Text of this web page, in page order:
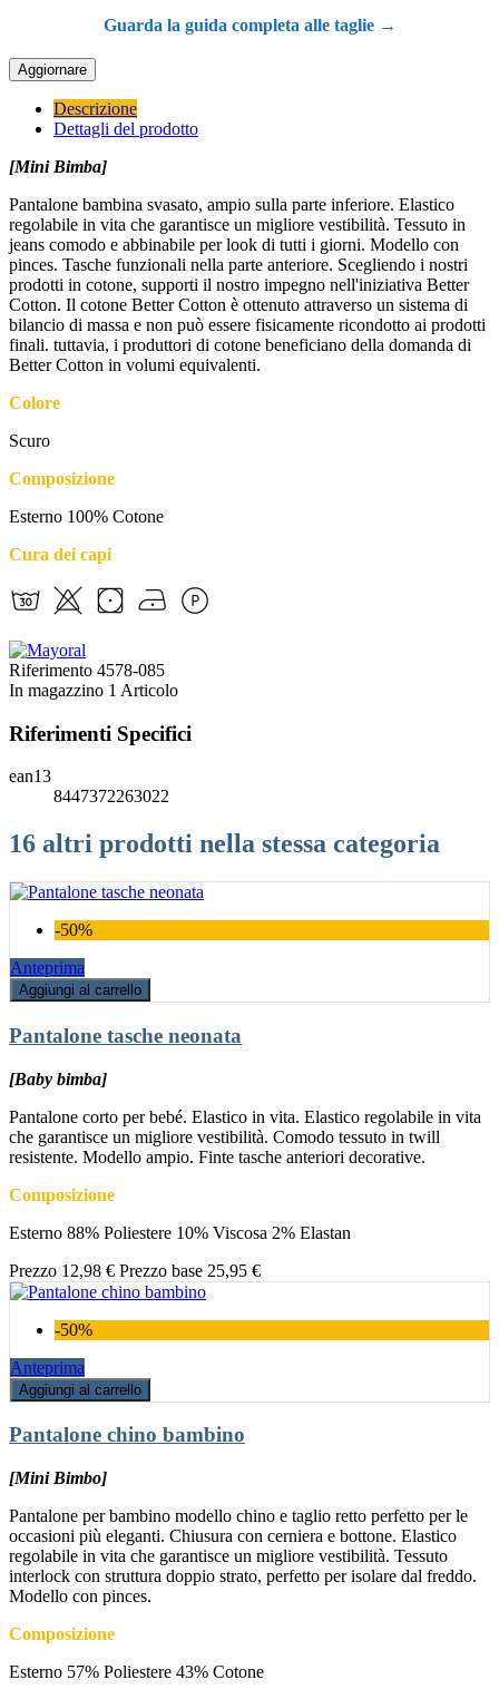
Guarda la guida completa alle taglie →
Descrizione
Dettagli del prodotto
[Mini Bimba]
Pantalone bambina svasato, ampio sulla parte inferiore. Elastico
regolabile in vita che garantisce un migliore vestibilità. Tessuto in
jeans comodo e abbinabile per look di tutti i giorni. Modello con
pinces. Tasche funzionali nella parte anteriore. Scegliendo i nostri
prodotti in cotone, supporti il nostro impegno nell'iniziativa Better
Cotton. Il cotone Better Cotton è ottenuto attraverso un sistema di
bilancio di massa e non può essere fisicamente ricondotto ai prodotti
finali. tuttavia, i produttori di cotone beneficiano della domanda di
Better Cotton in volumi equivalenti.
Colore
Scuro
Composizione
Esterno 100% Cotone
Cura dei capi
Riferimento 4578-085
In magazzino 1 Articolo
Riferimenti Specifici
ean13
8447372263022
16 altri prodotti nella stessa categoria
-50%
Anteprima
Aggiungi al carrello
Pantalone tasche neonata
[Baby bimba]
Pantalone corto per bebé. Elastico in vita. Elastico regolabile in vita
che garantisce un migliore vestibilità. Comodo tessuto in twill
resistente. Modello ampio. Finte tasche anteriori decorative.
Composizione
Esterno 88% Poliestere 10% Viscosa 2% Elastan
Prezzo 12,98 € Prezzo base 25,95 €
-50%
Anteprima
Aggiungi al carrello
Pantalone chino bambino
[Mini Bimbo]
Pantalone per bambino modello chino e taglio retto perfetto per le
occasioni più eleganti. Chiusura con cerniera e bottone. Elastico
regolabile in vita che garantisce un migliore vestibilità. Tessuto
interlock con struttura doppio strato, perfetto per isolare dal freddo.
Modello con pinces.
Composizione
Esterno 57% Poliestere 43% Cotone